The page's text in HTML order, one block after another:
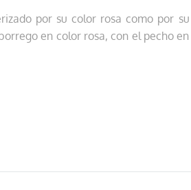
por su color rosa como por su
en color rosa, con el pecho en